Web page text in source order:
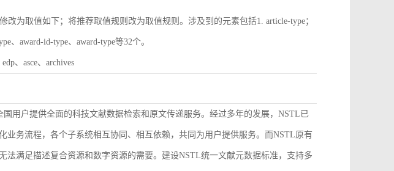
为取值如下；将推荐取值规则改为取值规则。涉及到的元素包括1. article-type；
、award-id-type、award-type等32个。
、asce、archives
用户提供全面的科技文献数据检索和原文传递服务。经过多年的发展，NSTL已
业务流程，各个子系统相互协同、相互依赖，共同为用户提供服务。而NSTL原有
法满足描述复合资源和数字资源的需要。建设NSTL统一文献元数据标准，支持多